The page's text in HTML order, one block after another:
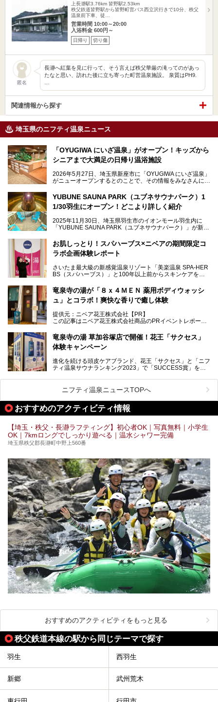
上長瀞駅3.76km 皆野駅2.53km
秩父鉄道皆野駅から皆野町営バス西立沢行きで10分、秩父
温泉前下車、徒…
営業時間 10:00～20:00
入浴料金 600円～
日帰り 切り傷
匿名
長瀞へ紅葉を見に行って、そう言えば秩父華厳の滝ってのがあっ
たなと思い、訪れた後に立ち寄った町営温泉施設。 泉質はPH9.
関連情報から探す
埼玉県のニフティ温泉ニュース
「OYUGIWA にいざ温泉」がオープン！キッズから
シニアまで大満足の日帰り温浴施設
2026年5月27日、埼玉県新座市に「OYUGIWA にいざ温泉」
がニューオープンするとのことで、その情報をみなさんにい
メインとなる黒湯の天然温泉や本格的なサウナをはじめ、4
種類のリラックスルームやお食事処、他施設とは一線を画す
てきました！
YUBUNE SAUNA PARK（ユブネサウナパーク）1
1/30羽生にオープン！どこより詳しく紹介
2025年11月30日、埼玉県羽生市のイオンモール羽生内に
「YUBUNE SAUNA PARK（ユブネサウナパーク）」が新規
今年の4月1日から楽久屋グループの一員となった「湯舞音
（ユブネ）」が新ブランド「YUBUNE SAUNA PARK」を立
湯舞音らしいサウナにこだわった遊び心満点の"銭湯×屋外サ
ウナ"施設で、男女別のお風呂のほか、水着やサウナ着で楽
ど、ユニークなポイントがいっぱい！
オープン前取材に行ってきましたので、早速どこより詳しく
紹介しちゃいます！
お肌しっとり！スパハーブス×ニベアの期間限定コ
ラボ企画体験レポート
さいたま最大級の新感覚温泉リゾート「美楽温泉 SPA-HER
BS（スパハーブス）」と100年以上前からスキンケアを考
読者モデルやインスタグラマーとして活躍している、美容＆
スパ大好きの畑瀬愛さんと取材してきました。
提供元：ニベア花王株式会社【PR】
この記事はニベア花王株式会社商品のPRイベントレポート
竜泉寺の湯が「８ｘ４ＭＥＮ 薬用ボディウォッシ
ュ」とコラボ！爽快な香りで癒し体験
提供元：ニベア花王株式会社【PR】
この記事はニベア花王株式会社商品のPRイベントレポート
ーーー
注目のボディウォッシュアイテム「８ｘ４ＭＥＮ 薬用ボデ
全国総合2位にランクインした人気温浴施設「竜泉寺の湯 草
加谷塚店」がコラボイベントを期間限定で開催中ということ
気になるその内容をチェックしてきました！
竜泉寺の湯 草加谷塚店で開催！花王「サクセス」
体験キャンペーン
進化を続ける頭皮ケアブランド、花王「サクセス」と「ニフ
ティ温泉サウナランキング2023」で「SUCCESS賞」を獲
ベントを開催。
早速訪問し、気になるその内容を取材してきました！
───
提供元：花王株式会社【PR】
す。
ニフティ温泉ニュースTOPへ
おすすめのアクティビティ情報
【埼玉・秩父・長瀞ラフティング】初心者OK｜写真無料｜小学生
OK｜7kmロングでしっかり遊べる｜温水シャワー完備
埼玉県秩父郡長瀞町中野上560番
おすすめのアクティビティをもっと見る
秩父鉄道本線の駅から同じテーマで探す
羽生 西羽生
新郷 武州荒木